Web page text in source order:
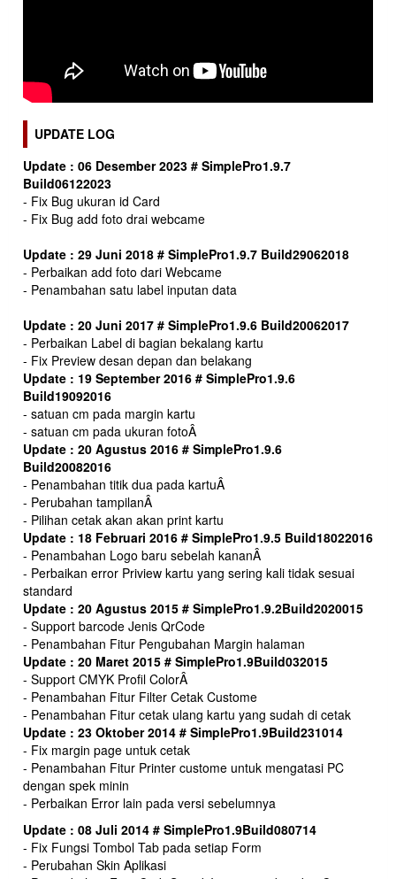
UPDATE LOG
Update : 06 Desember 2023 # SimplePro1.9.7
Build06122023
- Fix Bug ukuran id Card
- Fix Bug add foto drai webcame
Update : 29 Juni 2018 # SimplePro1.9.7 Build29062018
- Perbaikan add foto dari Webcame
- Penambahan satu label inputan data
Update : 20 Juni 2017 # SimplePro1.9.6 Build20062017
- Perbaikan Label di bagian bekalang kartu
- Fix Preview desan depan dan belakang
Update : 19 September 2016 # SimplePro1.9.6
Build19092016
- satuan cm pada margin kartu
- satuan cm pada ukuran fotoÂ
Update : 20 Agustus 2016 # SimplePro1.9.6
Build20082016
- Penambahan titik dua pada kartuÂ
- Perubahan tampilanÂ
- Pilihan cetak akan akan print kartu
Update : 18 Februari 2016 # SimplePro1.9.5 Build18022016
- Penambahan Logo baru sebelah kananÂ
- Perbaikan error Priview kartu yang sering kali tidak sesuai
standard
Update : 20 Agustus 2015 # SimplePro1.9.2Build2020015
- Support barcode Jenis QrCode
- Penambahan Fitur Pengubahan Margin halaman
Update : 20 Maret 2015 # SimplePro1.9Build032015
- Support CMYK Profil ColorÂ
- Penambahan Fitur Filter Cetak Custome
- Penambahan Fitur cetak ulang kartu yang sudah di cetak
Update : 23 Oktober 2014 # SimplePro1.9Build231014
- Fix margin page untuk cetak
- Penambahan Fitur Printer custome untuk mengatasi PC
dengan spek minin
- Perbaikan Error lain pada versi sebelumnya
Update : 08 Juli 2014 # SimplePro1.9Build080714
- Fix Fungsi Tombol Tab pada setiap Form
- Perubahan Skin Aplikasi